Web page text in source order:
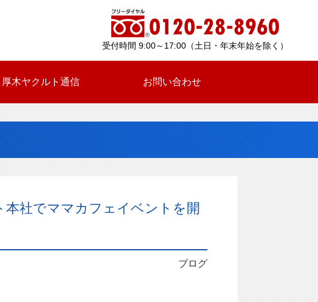
受付時間 9:00～17:00（土日・年末年始を除く）
厚木ヤクルト通信 お問い合わせ
本社でママカフェイベントを開
ブログ